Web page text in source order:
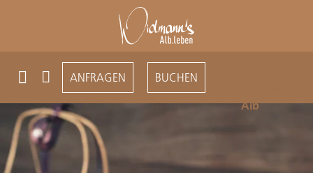
ANFRAGEN BUCHEN
Alb